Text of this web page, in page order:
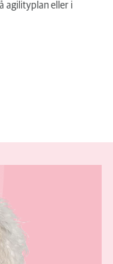
agilityplan eller i